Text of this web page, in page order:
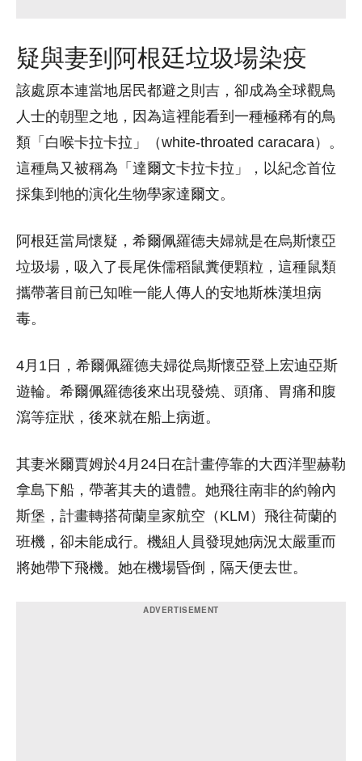
疑與妻到阿根廷垃圾場染疫
該處原本連當地居民都避之則吉，卻成為全球觀鳥
人士的朝聖之地，因為這裡能看到一種極稀有的鳥
類「白喉卡拉卡拉」（white-throated caracara）。
這種鳥又被稱為「達爾文卡拉卡拉」，以紀念首位
採集到牠的演化生物學家達爾文。
阿根廷當局懷疑，希爾佩羅德夫婦就是在烏斯懷亞
垃圾場，吸入了長尾侏儒稻鼠糞便顆粒，這種鼠類
攜帶著目前已知唯一能人傳人的安地斯株漢坦病
毒。
4月1日，希爾佩羅德夫婦從烏斯懷亞登上宏迪亞斯
遊輪。希爾佩羅德後來出現發燒、頭痛、胃痛和腹
瀉等症狀，後來就在船上病逝。
其妻米爾賈姆於4月24日在計畫停靠的大西洋聖赫勒
拿島下船，帶著其夫的遺體。她飛往南非的約翰內
斯堡，計畫轉搭荷蘭皇家航空（KLM）飛往荷蘭的
班機，卻未能成行。機組人員發現她病況太嚴重而
將她帶下飛機。她在機場昏倒，隔天便去世。